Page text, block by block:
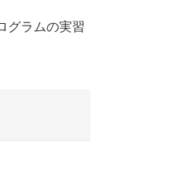
グラムの実習